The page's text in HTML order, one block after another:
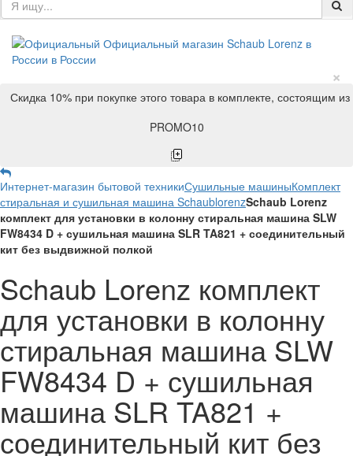
×
Скидка 10% при покупке этого товара в комплекте, состоящим
PROMO10
Интернет-магазин бытовой техникиСушильные машиныКомплект
стиральная и сушильная машина SchaublorenzSchaub Lorenz
комплект для установки в колонну стиральная машина SLW
FW8434 D + сушильная машина SLR TA821 + соединительный
кит без выдвижной полкой
Schaub Lorenz комплект
для установки в колонну
стиральная машина SLW
FW8434 D + сушильная
машина SLR TA821 +
соединительный кит без